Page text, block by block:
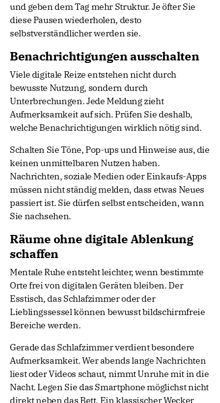
und geben dem Tag mehr Struktur. Je öfter Sie
diese Pausen wiederholen, desto
selbstverständlicher werden sie.
Benachrichtigungen ausschalten
Viele digitale Reize entstehen nicht durch
bewusste Nutzung, sondern durch
Unterbrechungen. Jede Meldung zieht
Aufmerksamkeit auf sich. Prüfen Sie deshalb,
welche Benachrichtigungen wirklich nötig sind.
Schalten Sie Töne, Pop-ups und Hinweise aus, die
keinen unmittelbaren Nutzen haben.
Nachrichten, soziale Medien oder Einkaufs-Apps
müssen nicht ständig melden, dass etwas Neues
passiert ist. Sie dürfen selbst entscheiden, wann
Sie nachsehen.
Räume ohne digitale Ablenkung
schaffen
Mentale Ruhe entsteht leichter, wenn bestimmte
Orte frei von digitalen Geräten bleiben. Der
Esstisch, das Schlafzimmer oder der
Lieblingssessel können bewusst bildschirmfreie
Bereiche werden.
Gerade das Schlafzimmer verdient besondere
Aufmerksamkeit. Wer abends lange Nachrichten
liest oder Videos schaut, nimmt Unruhe mit in die
Nacht. Legen Sie das Smartphone möglichst nicht
direkt neben das Bett. Ein klassischer Wecker